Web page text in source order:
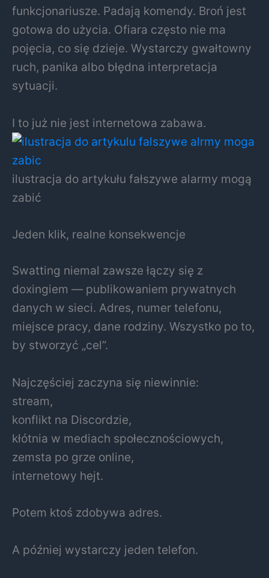
funkcjonariusze. Padają komendy. Broń jest
gotowa do użycia. Ofiara często nie ma
pojęcia, co się dzieje. Wystarczy gwałtowny
ruch, panika albo błędna interpretacja
sytuacji.
I to już nie jest internetowa zabawa.
ilustracja do artykułu fałszywe alarmy mogą
zabić
Jeden klik, realne konsekwencje
Swatting niemal zawsze łączy się z
doxingiem — publikowaniem prywatnych
danych w sieci. Adres, numer telefonu,
miejsce pracy, dane rodziny. Wszystko po to,
by stworzyć „cel”.
Najczęściej zaczyna się niewinnie:
stream,
konflikt na Discordzie,
kłótnia w mediach społecznościowych,
zemsta po grze online,
internetowy hejt.
Potem ktoś zdobywa adres.
A później wystarczy jeden telefon.